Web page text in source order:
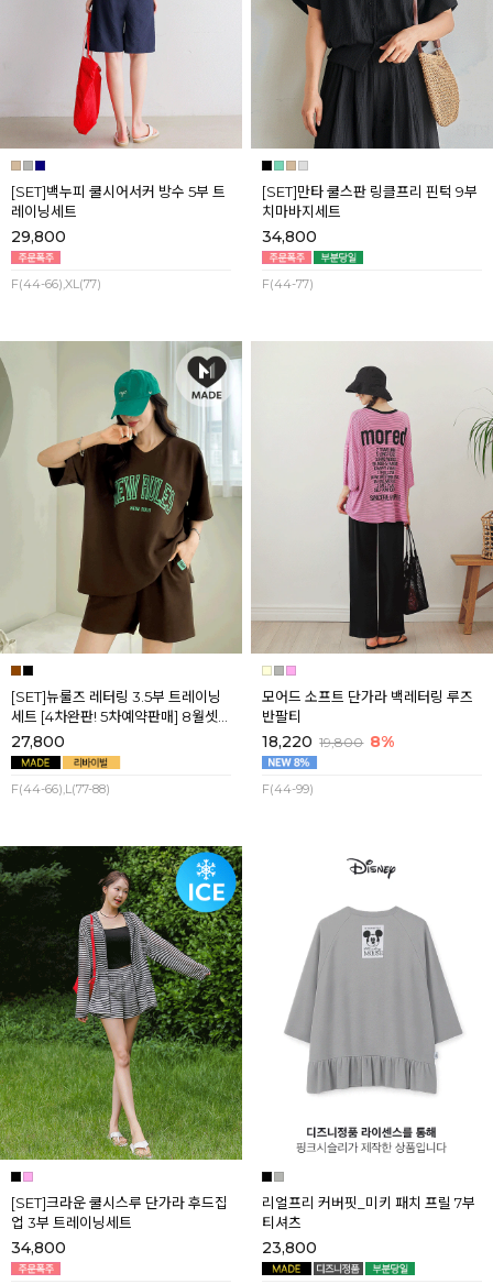
[SET]백누피 쿨시어서커 방수 5부 트
레이닝세트
29,800
F(44-66),XL(77)
[SET]만타 쿨스판 링클프리 핀턱 9부
치마바지세트
34,800
F(44-77)
[SET]뉴룰즈 레터링 3.5부 트레이닝
세트 [4차완판! 5차예약판매] 8월셋
째주 순차배송
27,800
F(44-66),L(77-88)
모어드 소프트 단가라 백레터링 루즈
반팔티
18,220 19,800 8%
F(44-99)
[SET]크라운 쿨시스루 단가라 후드집
업 3부 트레이닝세트
34,800
리얼프리 커버핏_미키 패치 프릴 7부
티셔츠
23,800